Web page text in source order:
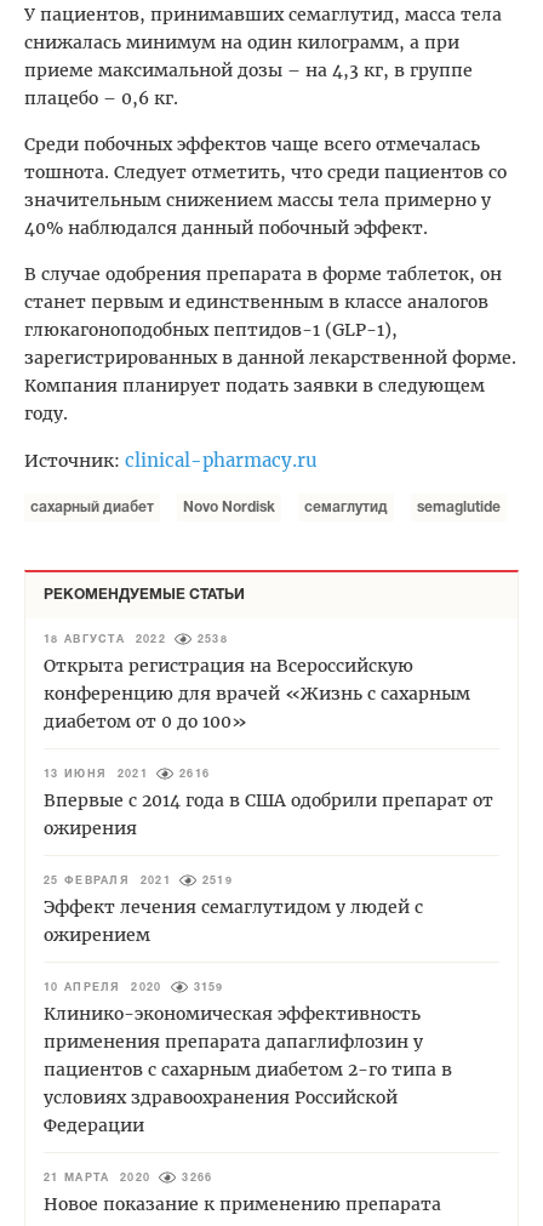
У пациентов, принимавших семаглутид, масса тела
снижалась минимум на один килограмм, а при
приеме максимальной дозы – на 4,3 кг, в группе
плацебо – 0,6 кг.
Среди побочных эффектов чаще всего отмечалась
тошнота. Следует отметить, что среди пациентов со
значительным снижением массы тела примерно у
40% наблюдался данный побочный эффект.
В случае одобрения препарата в форме таблеток, он
станет первым и единственным в классе аналогов
глюкагоноподобных пептидов-1 (GLP-1),
зарегистрированных в данной лекарственной форме.
Компания планирует подать заявки в следующем
году.
Источник: clinical-pharmacy.ru
сахарный диабет Novo Nordisk семаглутид semaglutide
РЕКОМЕНДУЕМЫЕ СТАТЬИ
18 АВГУСТА 2022 2538
Открыта регистрация на Всероссийскую
конференцию для врачей «Жизнь с сахарным
диабетом от 0 до 100»
13 ИЮНЯ 2021 2616
Впервые с 2014 года в США одобрили препарат от
ожирения
25 ФЕВРАЛЯ 2021 2519
Эффект лечения семаглутидом у людей с
ожирением
10 АПРЕЛЯ 2020 3159
Клинико-экономическая эффективность
применения препарата дапаглифлозин у
пациентов с сахарным диабетом 2-го типа в
условиях здравоохранения Российской
Федерации
21 МАРТА 2020 3266
Новое показание к применению препарата